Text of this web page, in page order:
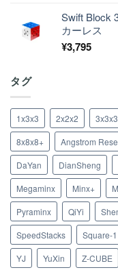
Swift Block
カーレス
¥3,795
タグ
1x3x3 2x2x2 3x3x3
8x8x8+
Angstrom
DaYan
DianSheng
Megaminx
Minx+
Pyraminx
QiYi
SpeedStacks
Square-1
YJ
YuXin Z-CUBE